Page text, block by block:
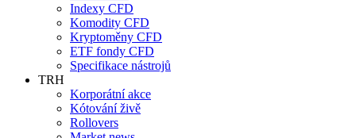
Indexy CFD
Komodity CFD
Kryptoměny CFD
ETF fondy CFD
Specifikace nástrojů
TRH
Korporátní akce
Kótování živě
Rollovers